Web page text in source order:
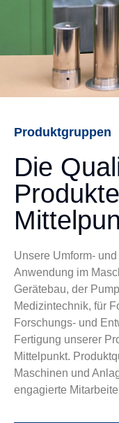
Produktgruppen
Die
Unsere Umform-
Anwendung im
Gerätebau, der
Medizintechnik, für
Forschungs- und
Fertigung unserer
Mittelpunkt.
Maschinen und
engagierte